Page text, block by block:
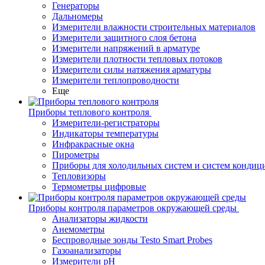
Генераторы
Дальномеры
Измерители влажности строительных материалов
Измерители защитного слоя бетона
Измерители напряжений в арматуре
Измерители плотности тепловых потоков
Измерители силы натяжения арматуры
Измерители теплопроводности
Еще
Приборы теплового контроля
Измерители-регистраторы
Индикаторы температуры
Инфракрасные окна
Пирометры
Приборы для холодильных систем и систем
Тепловизоры
Термометры цифровые
Приборы контроля параметров окружающей среды
Анализаторы жидкости
Анемометры
Беспроводные зонды Testo Smart Probes
Газоанализаторы
Измерители pH